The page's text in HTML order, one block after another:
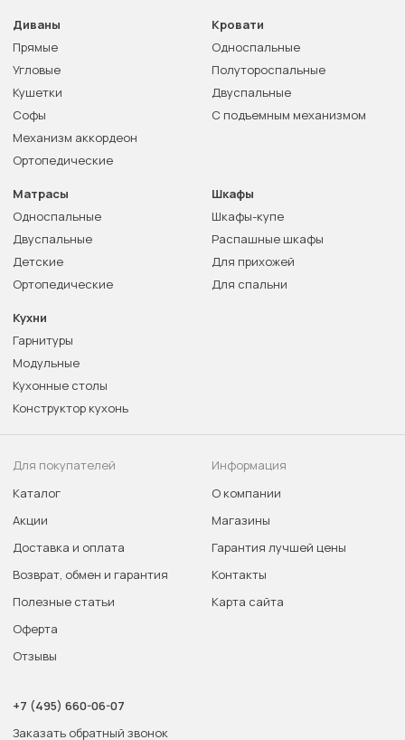
Диваны
Прямые
Угловые
Кушетки
Софы
Механизм аккордеон
Ортопедические
Кровати
Односпальные
Полутороспальные
Двуспальные
С подъемным механизмом
Матрасы
Односпальные
Двуспальные
Детские
Ортопедические
Шкафы
Шкафы-купе
Распашные шкафы
Для прихожей
Для спальни
Кухни
Гарнитуры
Модульные
Кухонные столы
Конструктор кухонь
Для покупателей
Каталог
Акции
Доставка и оплата
Возврат, обмен и гарантия
Полезные статьи
Оферта
Отзывы
Информация
О компании
Магазины
Гарантия лучшей цены
Контакты
Карта сайта
+7 (495) 660-06-07
Заказать обратный звонок